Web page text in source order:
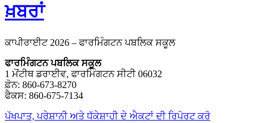
ਖ਼ਬਰਾਂ
ਕਾਪੀਰਾਈਟ 2026 – ਫਾਰਮਿੰਗਟਨ ਪਬਲਿਕ ਸਕੂਲ
ਫਾਰਮਿੰਗਟਨ ਪਬਲਿਕ ਸਕੂਲ
1 ਮੋਂਟੀਥ ਡਰਾਈਵ, ਫਾਰਮਿੰਗਟਨ ਸੀਟੀ 06032
ਫ਼ੋਨ: 860-673-8270
ਫੈਕਸ: 860-675-7134
ਪੱਖਪਾਤ, ਪਰੇਸ਼ਾਨੀ ਅਤੇ ਧੱਕੇਸ਼ਾਹੀ ਦੇ ਐਕਟਾਂ ਦੀ ਰਿਪੋਰਟ ਕਰੋ